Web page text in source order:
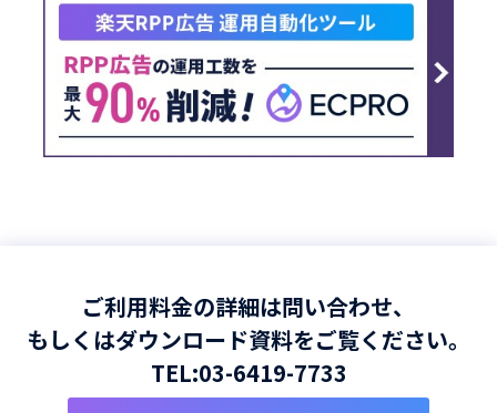
ご利用料金の詳細は問い合わせ、
もしくはダウンロード資料をご覧ください。
TEL:03-6419-7733